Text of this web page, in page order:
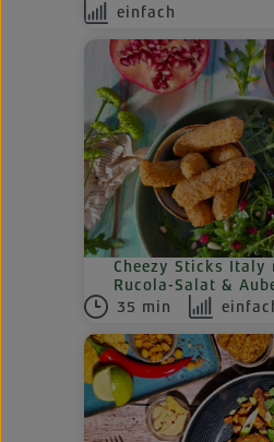
einfach
Cheezy Sticks Italy
Rucola-Salat &
35 min